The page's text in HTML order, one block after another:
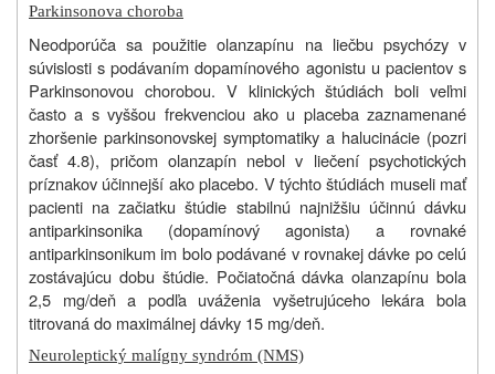
Parkinsonova choroba
Neodporúča sa použitie olanzapínu na liečbu psychózy v
súvislosti s podávaním dopamínového agonistu u pacientov s
Parkinsonovou chorobou. V klinických štúdiách boli veľmi
často a s vyššou frekvenciou ako u placeba zaznamenané
zhoršenie parkinsonovskej symptomatiky a halucinácie (pozri
časť 4.8), pričom olanzapín nebol v liečení psychotických
príznakov účinnejší ako placebo. V týchto štúdiách museli mať
pacienti na začiatku štúdie stabilnú najnižšiu účinnú dávku
antiparkinsonika (dopamínový agonista) a rovnaké
antiparkinsonikum im bolo podávané v rovnakej dávke po celú
zostávajúcu dobu štúdie. Počiatočná dávka olanzapínu bola
2,5 mg/deň a podľa uváženia vyšetrujúceho lekára bola
titrovaná do maximálnej dávky 15 mg/deň.
Neuroleptický malígny syndróm (NMS)